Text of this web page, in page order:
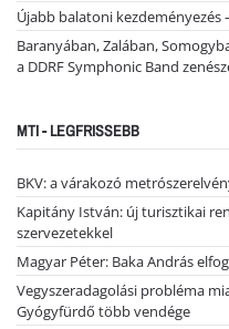
Újabb balatoni kezdeményezés
Baranyában, Zalában,
a DDRF Symphonic Band
MTI - LEGFRISSEBB
BKV: a várakozó
Kapitány István: új turisztikai
szervezetekkel
Magyar Péter: Baka András
Vegyszeradagolási probléma
Gyógyfürdő több vendége